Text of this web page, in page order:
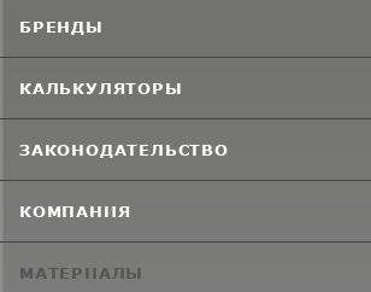
БРЕНДЫ
КАЛЬКУЛЯТОРЫ
ЗАКОНОДАТЕЛЬСТВО
КОМПАНИЯ
МАТЕРИАЛЫ